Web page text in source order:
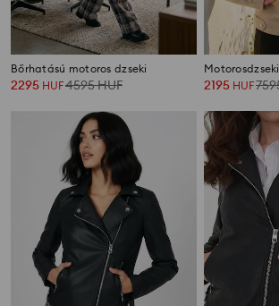
Bőrhatású motoros dzseki
2295 HUF4595HUF
Motorosdzseki
2195 HUF